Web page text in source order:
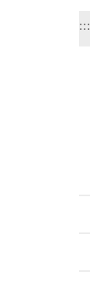
:::